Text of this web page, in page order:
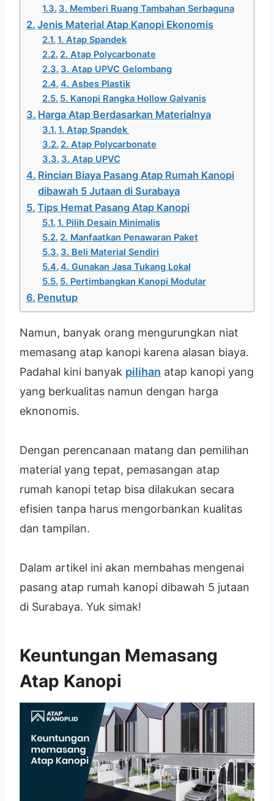
3. Memberi Ruang Tambahan Serbaguna
Jenis Material Atap Kanopi Ekonomis
1. Atap Spandek
2. Atap Polycarbonate
3. Atap UPVC Gelombang
4. Asbes Plastik
5. Kanopi Rangka Hollow Galvanis
Harga Atap Berdasarkan Materialnya
1. Atap Spandek
2. Atap Polycarbonate
3. Atap UPVC
Rincian Biaya Pasang Atap Rumah Kanopi
dibawah 5 Jutaan di Surabaya
Tips Hemat Pasang Atap Kanopi
1. Pilih Desain Minimalis
2. Manfaatkan Penawaran Paket
3. Beli Material Sendiri
4. Gunakan Jasa Tukang Lokal
5. Pertimbangkan Kanopi Modular
Penutup
Namun, banyak orang mengurungkan niat
memasang atap kanopi karena alasan biaya.
Padahal kini banyak pilihan atap kanopi yang
yang berkualitas namun dengan harga
eknonomis.
Dengan perencanaan matang dan pemilihan
material yang tepat, pemasangan atap
rumah kanopi tetap bisa dilakukan secara
efisien tanpa harus mengorbankan kualitas
dan tampilan.
Dalam artikel ini akan membahas mengenai
pasang atap rumah kanopi dibawah 5 jutaan
di Surabaya. Yuk simak!
Keuntungan Memasang
Atap Kanopi